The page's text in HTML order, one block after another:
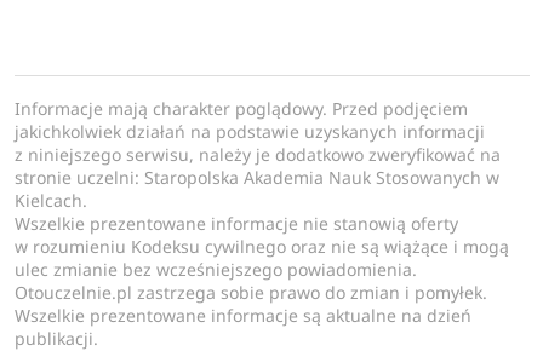
Informacje mają charakter poglądowy. Przed podjęciem
jakichkolwiek działań na podstawie uzyskanych informacji
z niniejszego serwisu, należy je dodatkowo zweryfikować na
stronie uczelni: Staropolska Akademia Nauk Stosowanych w
Kielcach.
Wszelkie prezentowane informacje nie stanowią oferty
w rozumieniu Kodeksu cywilnego oraz nie są wiążące i mogą
ulec zmianie bez wcześniejszego powiadomienia.
Otouczelnie.pl zastrzega sobie prawo do zmian i pomyłek.
Wszelkie prezentowane informacje są aktualne na dzień
publikacji.